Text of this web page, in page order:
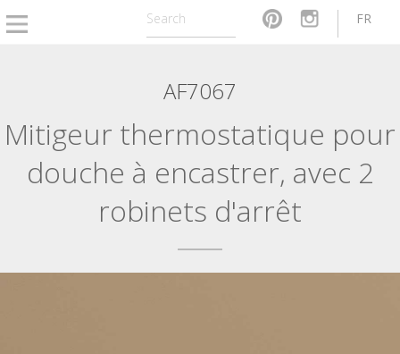
FR
AF7067
Mitigeur thermostatique pour
douche à encastrer, avec 2
robinets d'arrêt